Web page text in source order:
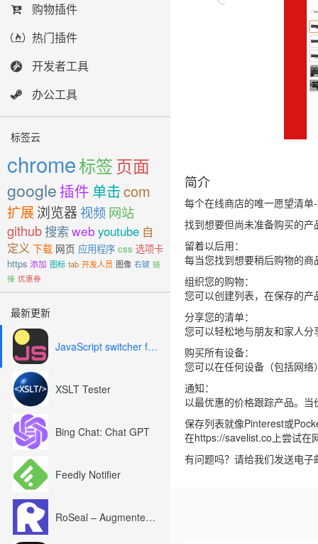
购物插件
热门插件
开发者工具
办公工具
标签云
chrome标签页面
google 插件 单击com
扩展浏览器 视频网站
github搜索web youtube 自
定义 下载 网页 应用程序 css 选项卡
https 添加 图标 tab 开发人员 图像 右键 链
接 优惠券
最新更新
JavaScript switcher for SEO and development
XSLT Tester
Bing Chat: Chat GPT
Feedly Notifier
RoSeal – Augmented Roblox Experience
简介
每个在线商店的唯一愿望清
找到想要但尚未准备购买的
留着以后用：
每当您找到想要稍后购物的
组织您的购物：
您可以创建列表，在保存的
分享您的清单：
您可以轻松地与朋友和家人分
购买所有设备：
您可以在任何设备（包括网
通知：
以最优惠的价格跟踪产品。
保存列表就像Pinterest或
在https://savelist.co上尝试在
有问题吗？请给我们发送电